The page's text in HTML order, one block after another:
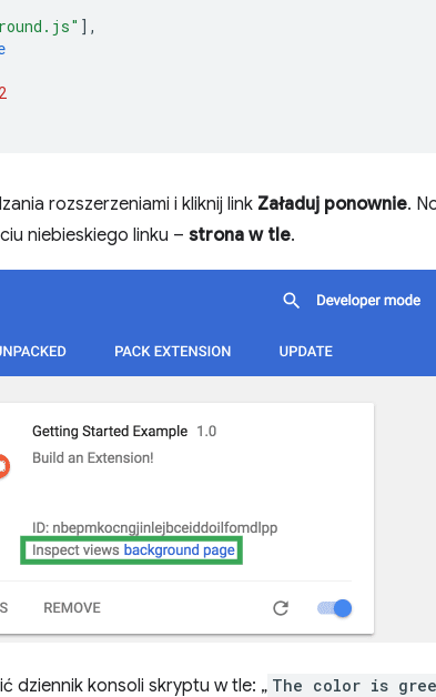
],
2
rozszerzeniami i kliknij link Załaduj ponownie.
niebieskiego linku – strona w tle.
dziennik konsoli skryptu w tle: „ The color is